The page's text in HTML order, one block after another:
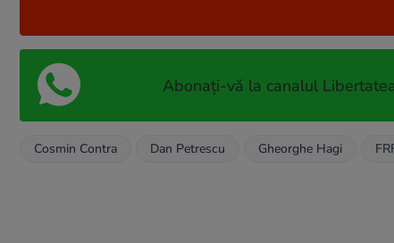
Abonați-vă la canalul
Cosmin Contra Dan Petrescu Gheorghe Hagi